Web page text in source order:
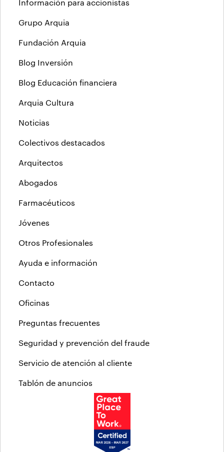
Información para accionistas
Grupo Arquia
Fundación Arquia
Blog Inversión
Blog Educación financiera
Arquia Cultura
Noticias
Colectivos destacados
Arquitectos
Abogados
Farmacéuticos
Jóvenes
Otros Profesionales
Ayuda e información
Contacto
Oficinas
Preguntas frecuentes
Seguridad y prevención del fraude
Servicio de atención al cliente
Tablón de anuncios